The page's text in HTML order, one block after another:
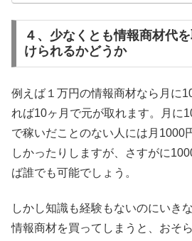
４、少なくとも情報商材代
けられるかどうか
例えば１万円の情報商材なら月に
れば10ヶ月で元が取れます。月に
で稼いだことのない人には月1000
しかったりしますが、さすがに
ば誰でも可能でしょう。
しかし知識も経験もないのにいき
情報商材を買ってしまうと、おそ